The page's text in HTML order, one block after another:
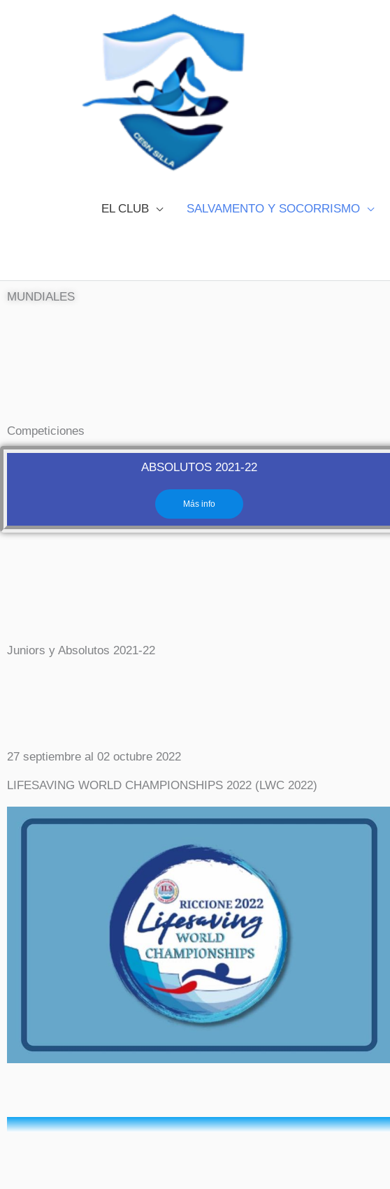
EL CLUB SALVAMENTO Y SOCORRISMO
MUNDIALES
Competiciones
ABSOLUTOS 2021-22
Más info
Juniors y Absolutos 2021-22
27 septiembre al 02 octubre 2022
LIFESAVING WORLD CHAMPIONSHIPS 2022 (LWC 2022)